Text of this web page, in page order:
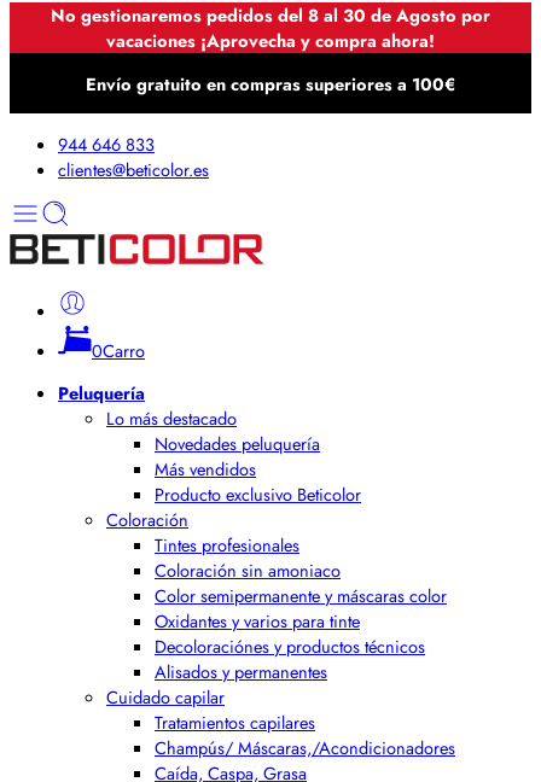
No gestionaremos pedidos del 8 al 30 de Agosto por
vacaciones ¡Aprovecha y compra ahora!
Envío gratuito en compras superiores a 100€
944 646 833
clientes@beticolor.es
0Carro
Peluquería
Lo más destacado
Novedades peluquería
Más vendidos
Producto exclusivo Beticolor
Coloración
Tintes profesionales
Coloración sin amoniaco
Color semipermanente y máscaras color
Oxidantes y varios para tinte
Decoloraciónes y productos técnicos
Alisados y permanentes
Cuidado capilar
Tratamientos capilares
Champús/ Máscaras,/Acondicionadores
Caída, Caspa, Grasa